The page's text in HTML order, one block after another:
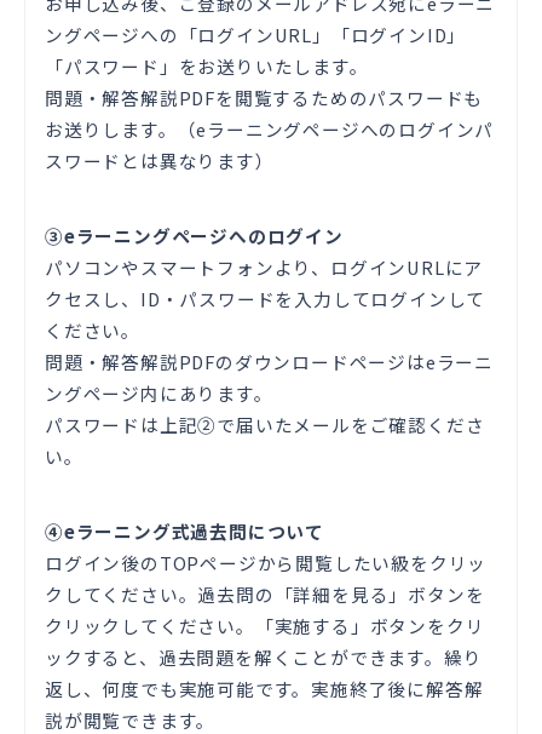
ングページへの「ログインURL」「ログインID」
「パスワード」をお送りいたします。
問題・解答解説PDFを閲覧するためのパスワードも
お送りします。（eラーニングページへのログインパ
スワードとは異なります）
③eラーニングページへのログイン
パソコンやスマートフォンより、ログインURLにア
クセスし、ID・パスワードを入力してログインして
ください。
問題・解答解説PDFのダウンロードページはeラーニ
ングページ内にあります。
パスワードは上記②で届いたメールをご確認くださ
い。
④eラーニング式過去問について
ログイン後のTOPページから閲覧したい級をクリッ
クしてください。過去問の「詳細を見る」ボタンを
クリックしてください。「実施する」ボタンをクリ
ックすると、過去問題を解くことができます。繰り
返し、何度でも実施可能です。実施終了後に解答解
説が閲覧できます。